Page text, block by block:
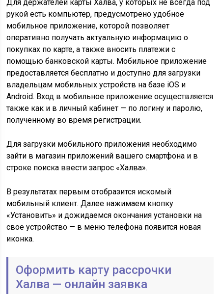
Для держателей карты Халва, у которых не всегда под
рукой есть компьютер, предусмотрено удобное
мобильное приложение, которой позволяет
оперативно получать актуальную информацию о
покупках по карте, а также вносить платежи с
помощью банковской карты. Мобильное приложение
предоставляется бесплатно и доступно для загрузки
владельцам мобильных устройств на базе iOS и
Android. Вход в мобильное приложение осуществляется
также как и в личный кабинет — по логину и паролю,
полученному во время регистрации.
Для загрузки мобильного приложения необходимо
зайти в магазин приложений вашего смартфона и в
строке поиска ввести запрос «Халва».
В результатах первым отобразится искомый
мобильный клиент. Далее нажимаем кнопку
«Установить» и дожидаемся окончания установки на
свое устройство — в меню телефона появится новая
иконка.
Оформить карту рассрочки
Халва — онлайн заявка